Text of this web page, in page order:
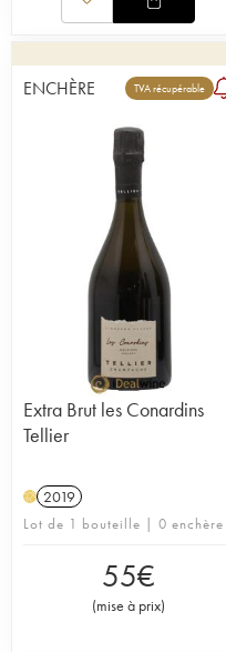
ENCHÈRE TVA récupérable
Extra Brut les Conardins
Tellier
H 2019
Lot de 1 bouteille | 0 enchère
55€
(mise à prix)